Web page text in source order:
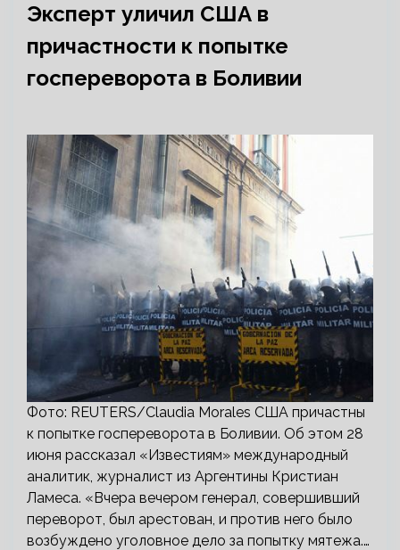
Эксперт уличил США в
причастности к попытке
госпереворота в Боливии
Фото: REUTERS/Claudia Morales США причастны
к попытке госпереворота в Боливии. Об этом 28
июня рассказал «Известиям» международный
аналитик, журналист из Аргентины Кристиан
Ламеса. «Вчера вечером генерал, совершивший
переворот, был арестован, и против него было
возбуждено уголовное дело за попытку мятежа.…